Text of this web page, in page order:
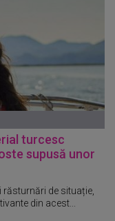
turcesc
supusă unor
răsturnări de situație,
din acest...